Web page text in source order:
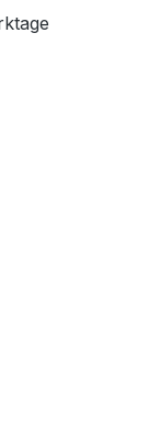
ist zurzeit nicht